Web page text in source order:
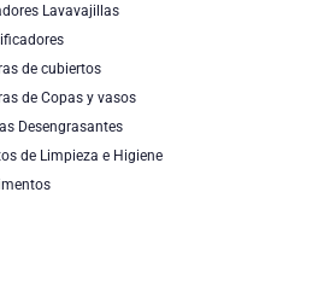
Lavavajillas
de cubiertos
de Copas y vasos
Desengrasantes
de Limpieza e Higiene